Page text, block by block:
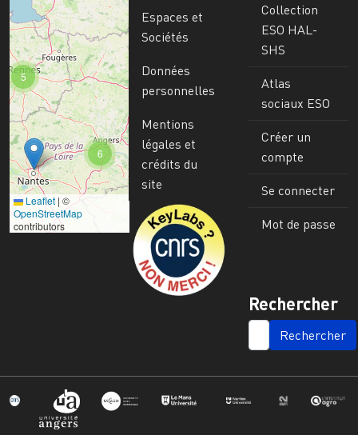
6
5
Leaflet | ©
OpenStreetMap
contributors
Espaces et
Sociétés
Données
personnelles
Mentions
légales et
crédits du
site
Image
Collection
ESO HAL-
SHS
Atlas
sociaux ESO
Créer un
compte
Se connecter
Mot de passe
Rechercher
SEARCH